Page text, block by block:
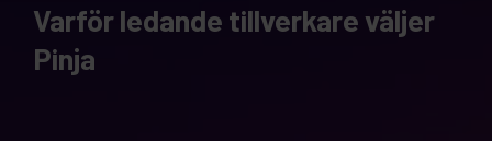
Varför ledande tillverkare väljer
Pinja